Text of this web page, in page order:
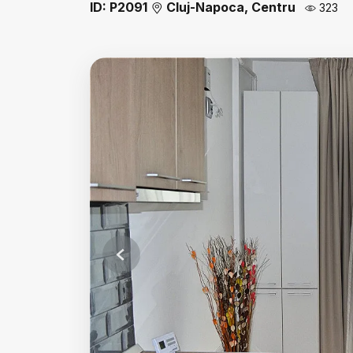
ID: P2091 Cluj-Napoca, Centru 323
Previous